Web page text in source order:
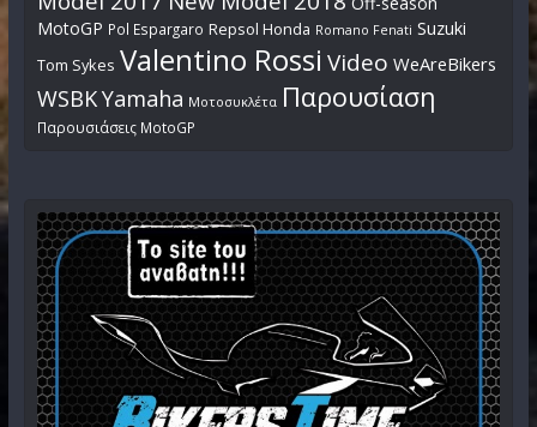
MotoGP Pol Espargaro Repsol Honda Romano Fenati Suzuki
Tom Sykes Valentino Rossi Video WeAreBikers
WSBKYamaha Μοτοσυκλέτα Παρουσίαση
Παρουσιάσεις MotoGP